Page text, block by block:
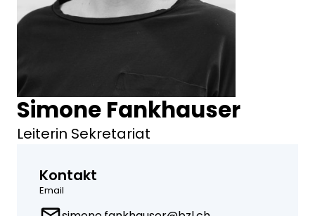
Simone Fankhauser
Leiterin Sekretariat
Kontakt
Email